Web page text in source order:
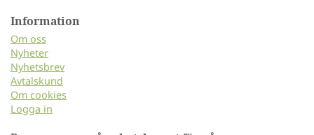
Information
Om oss
Nyheter
Nyhetsbrev
Avtalskund
Om cookies
Logga in